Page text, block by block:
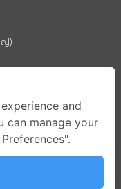
ญ่)
ทพมหานคร 10330
and
can manage your